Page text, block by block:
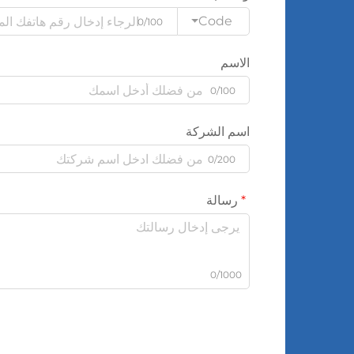
Code
0/100
الاسم
0/100
اسم الشركة
0/200
رسالة
0/1000